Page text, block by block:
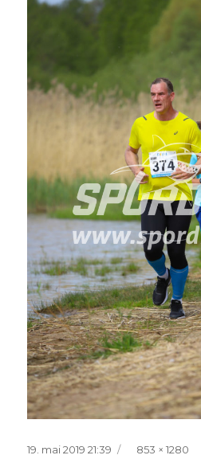
Postitatud
19. mai 2019 21:39 Täissuurus
853 × 1280